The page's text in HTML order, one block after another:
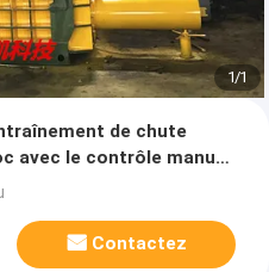
1/1
de chute
avec le contrôle manuel
Contactez